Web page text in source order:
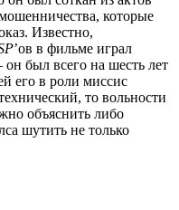
которые
Известно,
’ов в фильме играл
был всего на шесть лет
его в роли миссис
то вольности
объяснить либо
шутить не только